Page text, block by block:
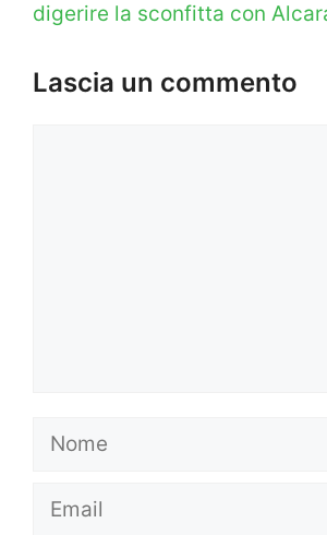
digerire la sconfitta con
Lascia un commento
Nome
Email